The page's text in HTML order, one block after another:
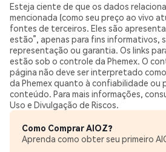
Esteja ciente de que os dados
mencionada (como seu preço ao vivo
fontes de terceiros. Eles são
estão”, apenas para fins informativos,
representação ou garantia. Os links
estão sob o controle da Phemex. O
página não deve ser interpretado
da Phemex quanto à confiabilidade ou
conteúdo. Para mais informações,
Uso e Divulgação de Riscos.
Como Comprar AIOZ?
Aprenda como obter seu primeiro